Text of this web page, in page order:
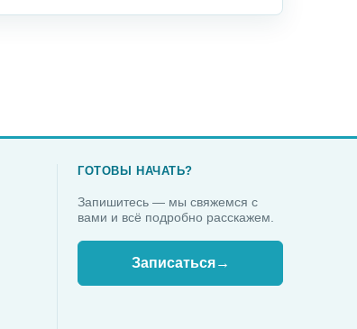
ГОТОВЫ НАЧАТЬ?
Запишитесь — мы свяжемся с
вами и всё подробно расскажем.
Записаться→